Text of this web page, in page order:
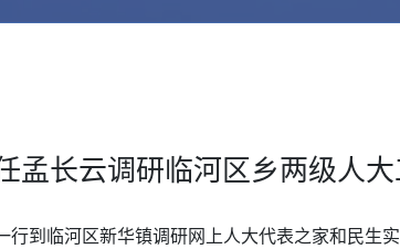
孟长云调研临河区乡两级人
到临河区新华镇调研网上人大代表之家和民生